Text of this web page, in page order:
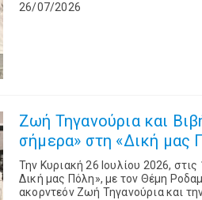
26/07/2026
Ζωή Τηγανούρια και
σήμερα» στη «Δική μας
Την Κυριακή 26 Ιουλίου 2026,
Δική μας Πόλη», με τον Θέμη
ακορντεόν Ζωή Τηγανούρια και